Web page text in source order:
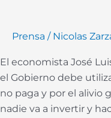
Prensa / Nicolas
El economista José
el Gobierno debe
no paga y por el alivio
nadie va a invertir y
"gran
pérdida"